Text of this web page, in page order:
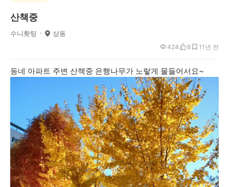
산책중
수니홧팅 상동
1년 전
424 8 1
동네 아파트 주변 산책중 은행나무가 노랗게 물들어서요~